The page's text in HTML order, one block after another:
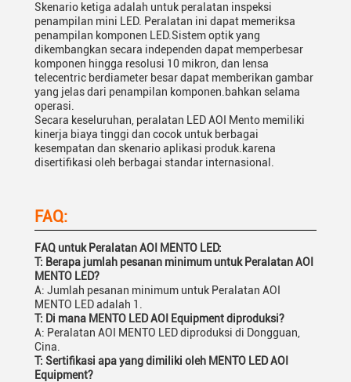
Skenario ketiga adalah untuk peralatan inspeksi
penampilan mini LED. Peralatan ini dapat memeriksa
penampilan komponen LED.Sistem optik yang
dikembangkan secara independen dapat memperbesar
komponen hingga resolusi 10 mikron, dan lensa
telecentric berdiameter besar dapat memberikan gambar
yang jelas dari penampilan komponen.bahkan selama
operasi.
Secara keseluruhan, peralatan LED AOI Mento memiliki
kinerja biaya tinggi dan cocok untuk berbagai
kesempatan dan skenario aplikasi produk.karena
disertifikasi oleh berbagai standar internasional.
FAQ:
FAQ untuk Peralatan AOI MENTO LED:
T: Berapa jumlah pesanan minimum untuk Peralatan AOI
MENTO LED?
A: Jumlah pesanan minimum untuk Peralatan AOI
MENTO LED adalah 1.
T: Di mana MENTO LED AOI Equipment diproduksi?
A: Peralatan AOI MENTO LED diproduksi di Dongguan,
Cina.
T: Sertifikasi apa yang dimiliki oleh MENTO LED AOI
Equipment?